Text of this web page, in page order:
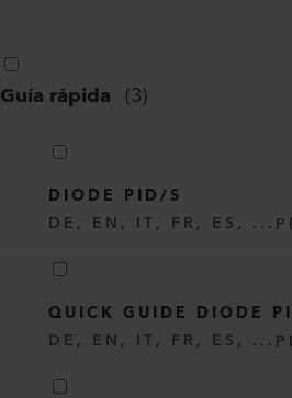
Guía rápida (3)
DIODE PID/S
DE, EN, IT, FR, ES, ...
QUICK GUIDE DIODE
DE, EN, IT, FR, ES, ...